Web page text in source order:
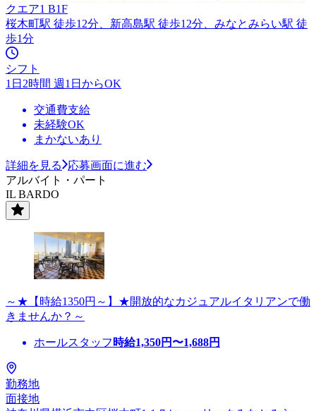
クエア1 B1F
桜木町駅 徒歩12分、新高島駅 徒歩12分、みなとみらい駅 徒
歩1分
シフト
1日2時間 週1日からOK
交通費支給
未経験OK
まかないあり
詳細を見る
応募画面に進む
アルバイト・パート
IL BARDO
～★【時給1350円～】★開放的なカジュアルイタリアンで働
きませんか？～
ホールスタッフ 時給1,350円〜1,688円
勤務地
面接地